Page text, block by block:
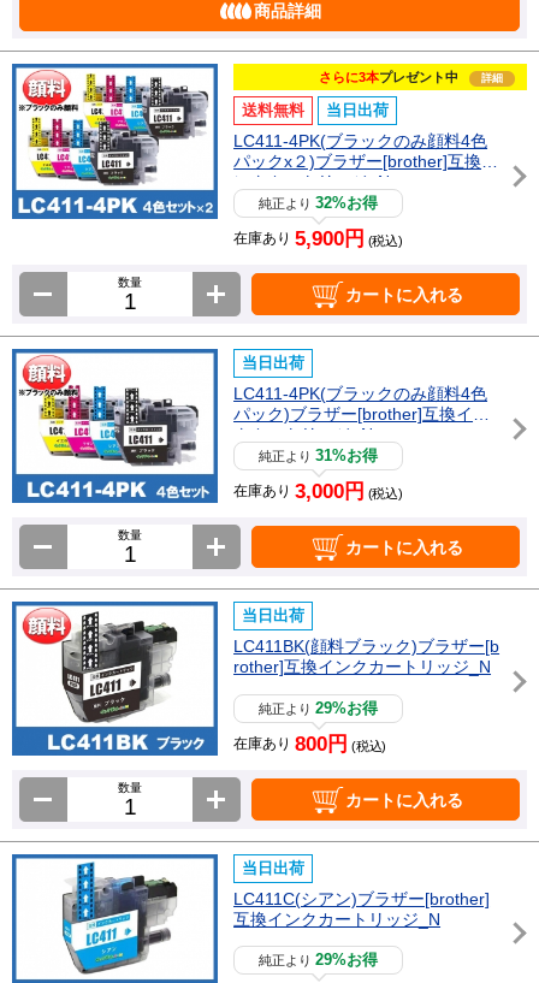
商品詳細
さらに3本プレゼント中 詳細
送料無料 当日出荷
LC411-4PK(ブラックのみ顔料4色
パックx２)ブラザー[brother]互換イ
ンクカートリッジ_N
純正より32%お得
在庫あり 5,900円 (税込)
数量
カートに入れる
当日出荷
LC411-4PK(ブラックのみ顔料4色
パック)ブラザー[brother]互換イン
クカートリッジ_N
純正より31%お得
在庫あり 3,000円 (税込)
数量
カートに入れる
当日出荷
LC411BK(顔料ブラック)ブラザー[b
rother]互換インクカートリッジ_N
純正より29%お得
在庫あり 800円 (税込)
数量
カートに入れる
当日出荷
LC411C(シアン)ブラザー[brother]
互換インクカートリッジ_N
純正より29%お得